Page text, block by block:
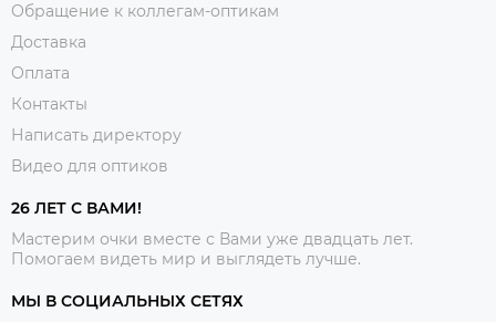
Обращение к коллегам-оптикам
Доставка
Оплата
Контакты
Написать директору
Видео для оптиков
26 ЛЕТ С ВАМИ!
Мастерим очки вместе с Вами уже двадцать лет.
Помогаем видеть мир и выглядеть лучше.
МЫ В СОЦИАЛЬНЫХ СЕТЯХ